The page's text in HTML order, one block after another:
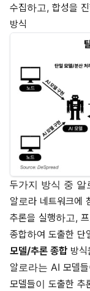
수집하고, 합성을
방식
두가지 방식 중 알
알로라 네트워크에
추론을 실행하고,
종합하여 도출한 단
모델/추론 종합 방
알로라는 AI 모델
모델들이 도출한 추